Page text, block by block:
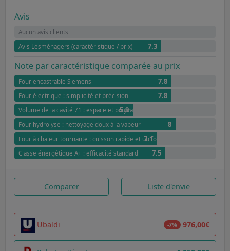
Avis
Aucun avis clients
Avis Lesménagers (caractéristique / prix)
7.3
Note par caractéristique comparée au prix
Four encastrable Siemens 7.8
Four électrique : simplicité et précision 7.8
Volume de la cavité 71 : espace et polyvalence
5.9
Four hydrolyse : nettoyage doux à la vapeur 8
Four à chaleur tournante : cuisson rapide et uniforme
7.1
Classe énergétique A+ : efficacité standard 7.5
Comparer Liste d'envie
Ubaldi -7% 976,00€